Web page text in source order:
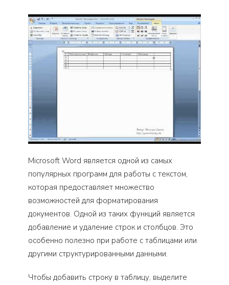
Microsoft Word является одной из самых
популярных программ для работы с текстом,
которая предоставляет множество
возможностей для форматирования
документов. Одной из таких функций является
добавление и удаление строк и столбцов. Это
особенно полезно при работе с таблицами или
другими структурированными данными.
Чтобы добавить строку в таблицу, выделите